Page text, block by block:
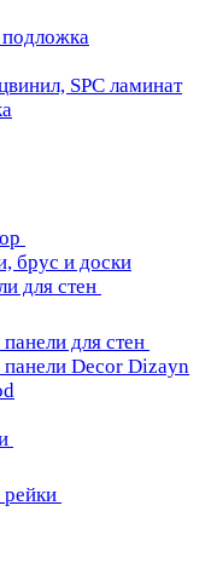
SPC ламинат
брус и доски
для стен
для стен
Decor Dizayn